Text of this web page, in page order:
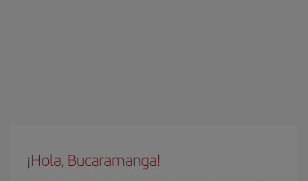
¡Hola, Bucaramanga!